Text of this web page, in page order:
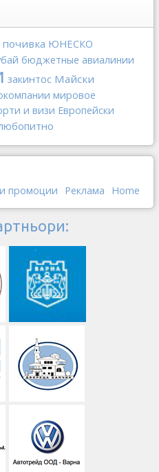
почивка ЮНЕСКО
бюджетные авиалинии
закинтос Майски
мировое
и визи Европейски
промоции Реклама Home